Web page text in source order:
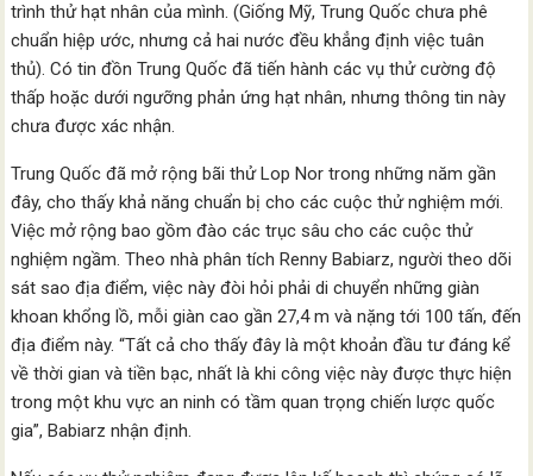
trình thử hạt nhân của mình. (Giống Mỹ, Trung Quốc chưa phê
chuẩn hiệp ước, nhưng cả hai nước đều khẳng định việc tuân
thủ). Có tin đồn Trung Quốc đã tiến hành các vụ thử cường độ
thấp hoặc dưới ngưỡng phản ứng hạt nhân, nhưng thông tin này
chưa được xác nhận.
Trung Quốc đã mở rộng bãi thử Lop Nor trong những năm gần
đây, cho thấy khả năng chuẩn bị cho các cuộc thử nghiệm mới.
Việc mở rộng bao gồm đào các trục sâu cho các cuộc thử
nghiệm ngầm. Theo nhà phân tích Renny Babiarz, người theo dõi
sát sao địa điểm, việc này đòi hỏi phải di chuyển những giàn
khoan khổng lồ, mỗi giàn cao gần 27,4 m và nặng tới 100 tấn, đến
địa điểm này. “Tất cả cho thấy đây là một khoản đầu tư đáng kể
về thời gian và tiền bạc, nhất là khi công việc này được thực hiện
trong một khu vực an ninh có tầm quan trọng chiến lược quốc
gia”, Babiarz nhận định.